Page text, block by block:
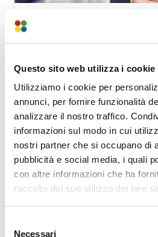
Questo sito web utilizza i cookie
Utilizziamo i cookie per
annunci, per fornire funzionalità
analizzare il nostro traffico.
informazioni sul modo in cui
nostri partner che si occupano di
pubblicità e social media, i quali
con altre informazioni che ha
raccolto dal suo utilizzo dei loro
Necessari
informativa
Flavon
1 Giugno 2018
Il giorno 6 giugno 2018 alle
presso la Sala Civica del